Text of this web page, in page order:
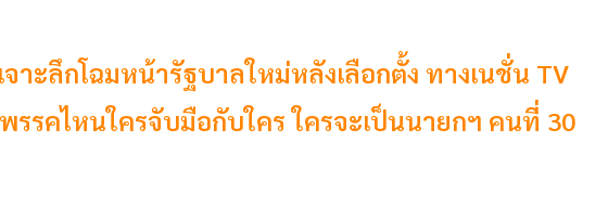
าะลึกโฉมหน้ารัฐบาลใหม่หลังเลือกตั้ง ทางเนชั่น TV
รรคไหนใครจับมือกับใคร ใครจะเป็นนายกฯ คนที่ 30